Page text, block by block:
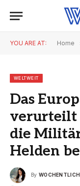
YOU ARE AT: Home
WELTWEIT
Das
verurteilt
die
Helden
By